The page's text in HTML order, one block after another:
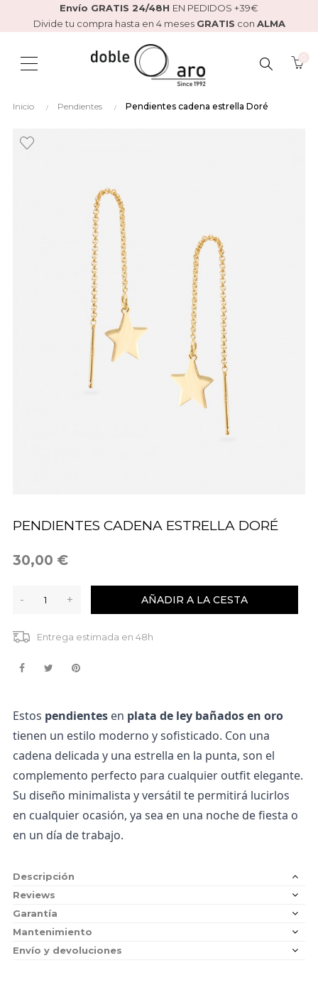
Envío GRATIS 24/48H EN PEDIDOS +39€
Divide tu compra hasta en 4 meses GRATIS con ALMA
BUSCAR
AQUÍ...
Inicio Pendientes Pendientes cadena estrella Doré
PENDIENTES CADENA ESTRELLA DORÉ
30,00 €
- + AÑADIR A LA CESTA
Entrega estimada en 48h
Estos pendientes en plata de ley bañados en oro
tienen un estilo moderno y sofisticado. Con una
cadena delicada y una estrella en la punta, son el
complemento perfecto para cualquier outfit elegante.
Su diseño minimalista y versátil te permitirá lucirlos
en cualquier ocasión, ya sea en una noche de fiesta o
en un día de trabajo.
Descripción
Reviews
Garantía
Mantenimiento
Envío y devoluciones